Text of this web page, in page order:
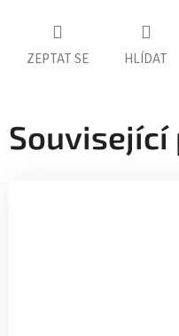
ZEPTAT SE HLÍDAT